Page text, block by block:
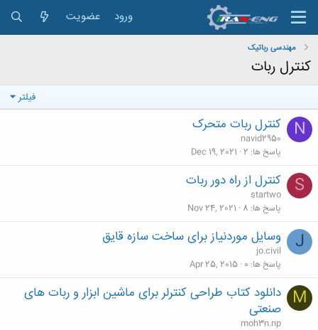
ورود عضویت
مهندسی رباتیک
کنترل ربات
فیلتر
N کنترل ربات متحرک
navid2950
پاسخ ها 2
Dec 19, 2021
S کنترل از راه دور ربات
startwo
پاسخ ها 8
Nov 24, 2021
J وسایل موردنیاز برای ساخت سازه قایق
jo.civil
پاسخ ها 0
Apr 25, 2015
M
دانلود کتاب طراحی کنترلر برای ماشین ابزار و ربات های
صنعتی
moh3n.np